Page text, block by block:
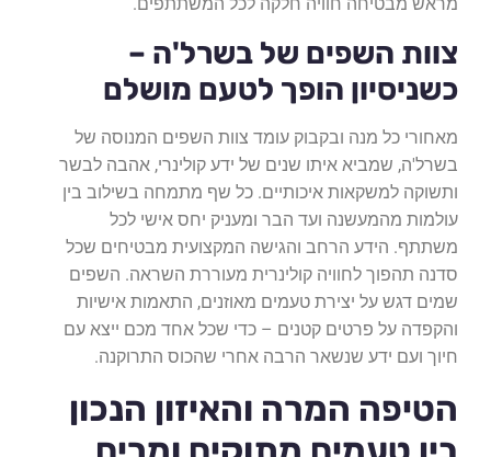
צוות השפים של בשרל'ה –
כשניסיון הופך לטעם מושלם
מאחורי כל מנה ובקבוק עומד צוות השפים המנוסה של
בשרל'ה, שמביא איתו שנים של ידע קולינרי, אהבה לבשר
ותשוקה למשקאות איכותיים. כל שף מתמחה בשילוב בין
עולמות מהמעשנה ועד הבר ומעניק יחס אישי לכל
משתתף. הידע הרחב והגישה המקצועית מבטיחים שכל
סדנה תהפוך לחוויה קולינרית מעוררת השראה. השפים
שמים דגש על יצירת טעמים מאוזנים, התאמות אישיות
והקפדה על פרטים קטנים – כדי שכל אחד מכם ייצא עם
חיוך ועם ידע שנשאר הרבה אחרי שהכוס התרוקנה.
הטיפה המרה והאיזון הנכון